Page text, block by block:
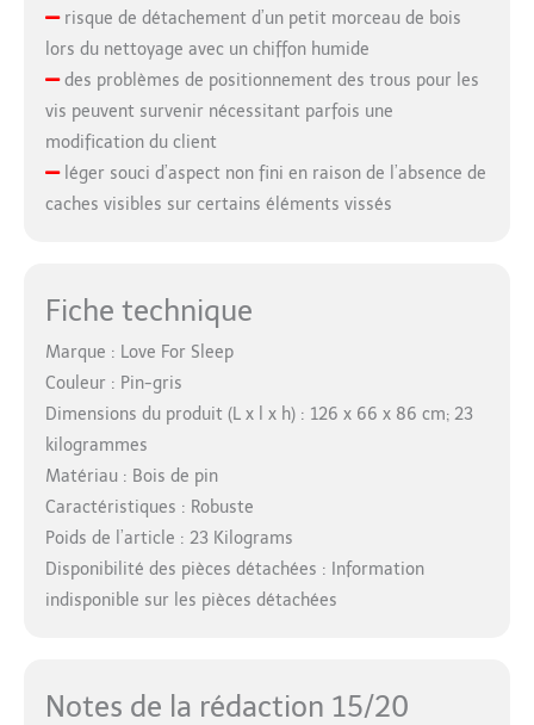
risque de détachement d’un petit morceau de bois
lors du nettoyage avec un chiffon humide
des problèmes de positionnement des trous pour les
vis peuvent survenir nécessitant parfois une
modification du client
léger souci d’aspect non fini en raison de l’absence de
caches visibles sur certains éléments vissés
Fiche technique
Marque : Love For Sleep
Couleur : Pin-gris
Dimensions du produit (L x l x h) : 126 x 66 x 86 cm; 23
kilogrammes
Matériau : Bois de pin
Caractéristiques : Robuste
Poids de l’article : 23 Kilograms
Disponibilité des pièces détachées : Information
indisponible sur les pièces détachées
Notes de la rédaction 15/20